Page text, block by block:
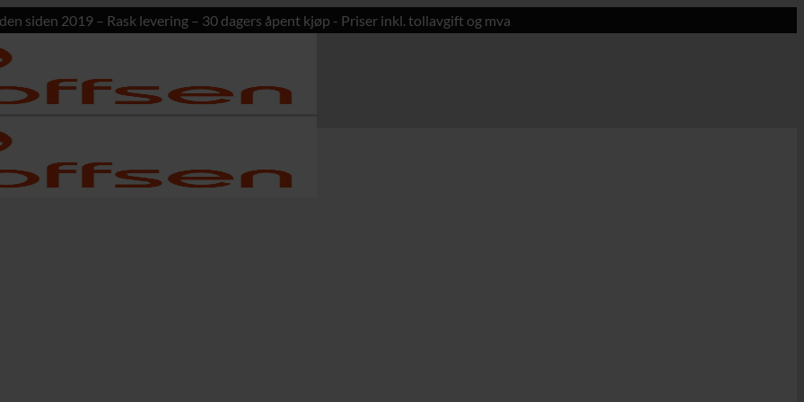
siden 2019 – Rask levering – 30 dagers åpent kjøp - Priser inkl. tollavgift og mva